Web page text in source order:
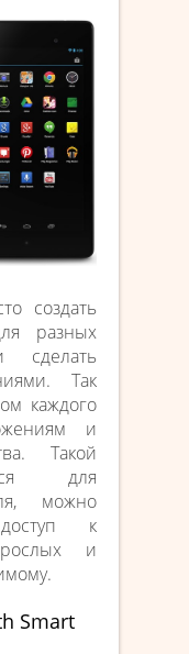
создать
разных
сделать
Так
каждого
и
Такой
для
можно
к
и
Smart